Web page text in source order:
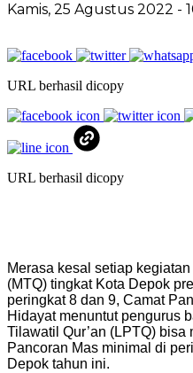
Kamis, 25 Agustus 2022 -
URL berhasil dicopy
URL berhasil dicopy
Merasa kesal setiap
(MTQ) tingkat Kota Depok
peringkat 8 dan 9, Camat
Hidayat menuntut pengurus
Tilawatil Qur’an (LPTQ)
Pancoran Mas minimal di
Depok tahun ini.